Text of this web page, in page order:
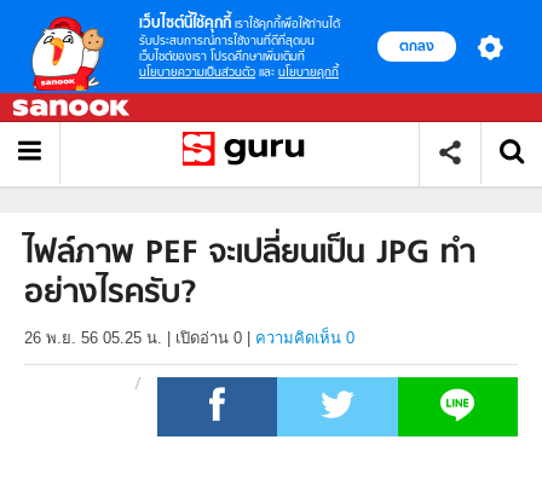
เว็บไซต์นี้ใช้คุกกี้ เราใช้คุกกี้เพื่อให้ท่านได้
รับประสบการณ์การใช้งานที่ดีที่สุดบน
เว็บไซต์ของเรา โปรดศึกษาเพิ่มเติมที่
นโยบายความเป็นส่วนตัว และ นโยบายคุกกี้
ตกลง
ไฟล์ภาพ PEF จะเปลี่ยนเป็น JPG ทำ
อย่างไรครับ?
26 พ.ย. 56 05.25 น. เปิดอ่าน 0 ความคิดเห็น 0